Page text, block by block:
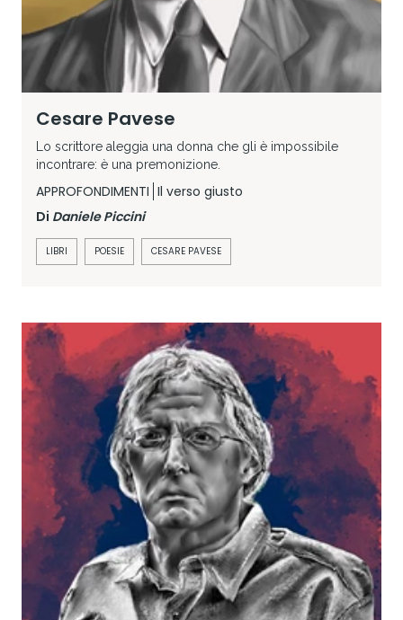
Cesare Pavese
Lo scrittore aleggia una donna che gli è impossibile
incontrare: è una premonizione.
APPROFONDIMENTI Il verso giusto
Di Daniele Piccini
LIBRI POESIE CESARE PAVESE